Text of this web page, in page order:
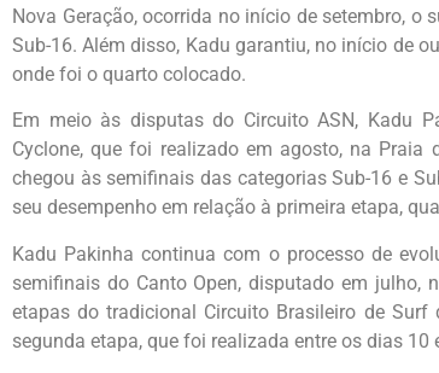
Nova Geração, ocorrida no início de setembro,
Sub-16. Além disso, Kadu garantiu, no início de
onde foi o quarto colocado.
Em meio às disputas do Circuito ASN, Kadu
Cyclone, que foi realizado em agosto, na
chegou às semifinais das categorias Sub-16 e
seu desempenho em relação à primeira etapa,
Kadu Pakinha continua com o processo de
semifinais do Canto Open, disputado em julho,
etapas do tradicional Circuito Brasileiro de
segunda etapa, que foi realizada entre os dias 10